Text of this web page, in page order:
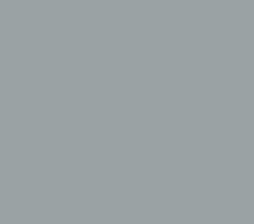
natürliche oder
Einrichtung oder
Daten im
verarbeitet.